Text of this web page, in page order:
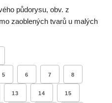
půdorysu, obv. z
zaoblených tvarů u malých
5 6 7 8
13 14 15